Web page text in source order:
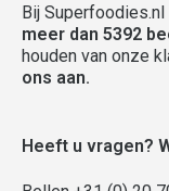
Bij
meer dan 5392
houden van onze
ons aan.
Heeft u vragen?